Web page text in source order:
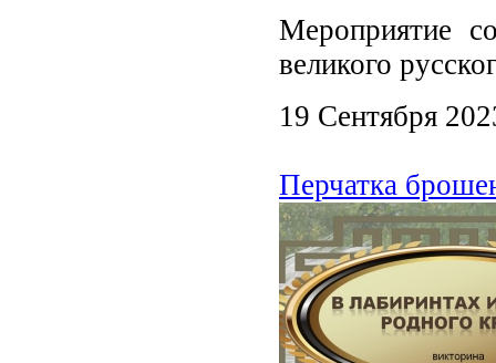
Мероприятие
великого
19 Сентября
Перчатка